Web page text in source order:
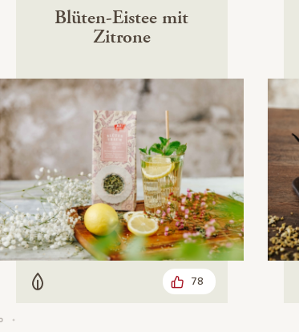
Blüten-Eistee mit
Zitrone
Vegetarisch 78